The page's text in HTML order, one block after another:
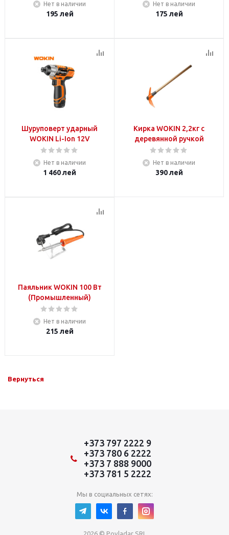
Нет в наличии
195 лей
Нет в наличии
175 лей
Шуруповерт ударный
WOKIN Li-Ion 12V
Нет в наличии
1 460лей
Кирка WOKIN 2,2кг с
деревянной ручкой
Нет в наличии
390лей
Паяльник WOKIN 100 Вт
(Промышленный)
Нет в наличии
215 лей
Вернуться
+373 797 2222 9
+373 780 6 2222
+373 7 888 9000
+373 781 5 2222
Мы в социальных сетях:
2026 © Povladar SRL